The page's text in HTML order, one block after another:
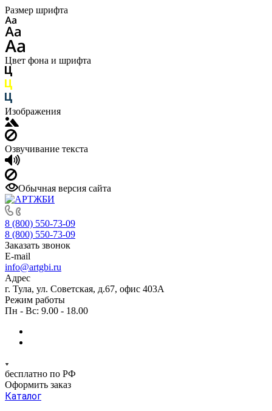
Размер шрифта
Цвет фона и шрифта
Изображения
Озвучивание текста
Обычная версия сайта
8 (800) 550-73-09
8 (800) 550-73-09
Заказать звонок
E-mail
info@artgbi.ru
Адрес
г. Тула, ул. Советская, д.67, офис 403А
Режим работы
Пн - Вс: 9.00 - 18.00
бесплатно по РФ
Оформить заказ
Каталог